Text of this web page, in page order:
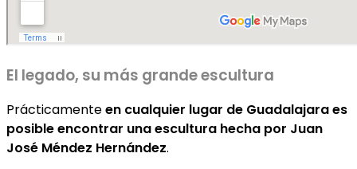
El legado, su más grande escultura
Prácticamenteen cualquier lugar de Guadalajara es
posible encontrar una escultura hecha por Juan
José Méndez Hernández.